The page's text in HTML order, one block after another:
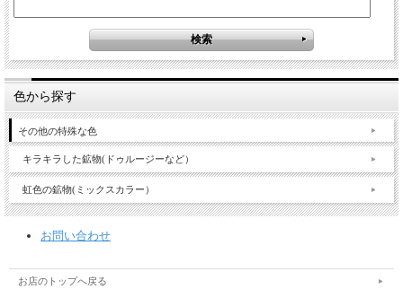
色から探す
その他の特殊な色
キラキラした鉱物(ドゥルージーなど）
虹色の鉱物(ミックスカラー）
お問い合わせ
お店のトップへ戻る